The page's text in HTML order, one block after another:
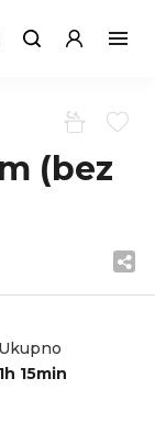
(bez
Ukupno
1h 15min